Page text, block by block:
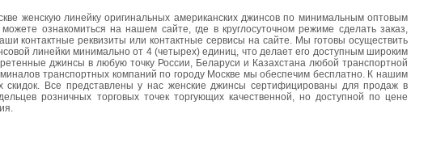
женскую линейку оригинальных американских джинсов по минимальным оптовым
ознакомиться на нашем сайте, где в круглосуточном режиме сделать заказ,
контактные реквизиты или контактные сервисы на сайте. Мы готовы осуществить
линейки минимально от 4 (четырех) единиц, что делает его доступным широким
джинсы в любую точку России, Беларуси и Казахстана любой транспортной
транспортных компаний по городу Москве мы обеспечим бесплатно. К нашим
Все представлены у нас женские джинсы сертифицированы для продаж в
розничных торговых точек торгующих качественной, но доступной по цене